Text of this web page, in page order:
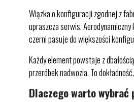
Wiązka o konfiguracji zgodnej z
upraszcza serwis.
czerni pasuje do większości
Każdy element powstaje z
przeróbek nadwozia. To
Dlaczego warto wybrać